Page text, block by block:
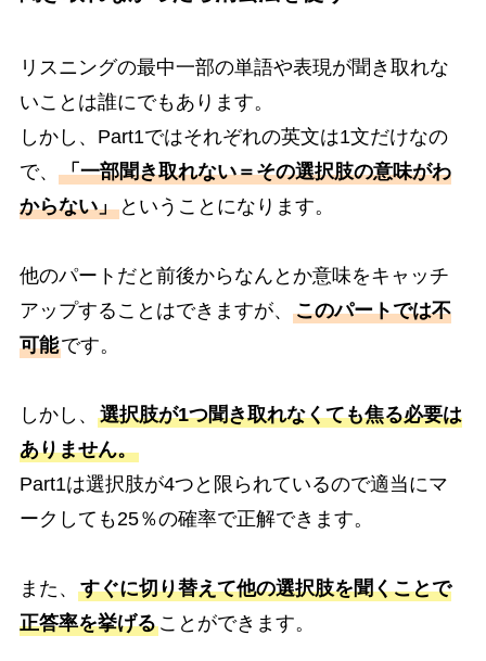
リスニングの最中一部の単語や表現が聞き取れな
いことは誰にでもあります。
しかし、Part1ではそれぞれの英文は1文だけなの
で、 「一部聞き取れない＝その選択肢の意味がわ
からない」ということになります。
他のパートだと前後からなんとか意味をキャッチ
アップすることはできますが、 このパートでは不
可能です。
しかし、 選択肢が1つ聞き取れなくても焦る必要は
ありません。
Part1は選択肢が4つと限られているので適当にマ
ークしても25％の確率で正解できます。
また、 すぐに切り替えて他の選択肢を聞くことで
正答率を挙げることができます。